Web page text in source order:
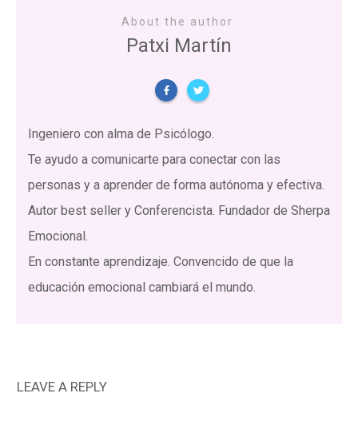
About the author
Patxi Martín
Ingeniero con alma de Psicólogo.
Te ayudo a comunicarte para conectar con las
personas y a aprender de forma autónoma y efectiva.
Autor best seller y Conferencista. Fundador de Sherpa
Emocional.
En constante aprendizaje. Convencido de que la
educación emocional cambiará el mundo.
LEAVE A REPLY